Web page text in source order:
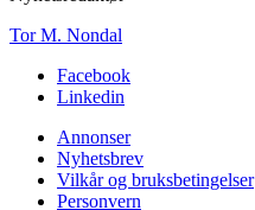
Tor M. Nondal
Facebook
Linkedin
Annonser
Nyhetsbrev
Vilkår og bruksbetingelser
Personvern